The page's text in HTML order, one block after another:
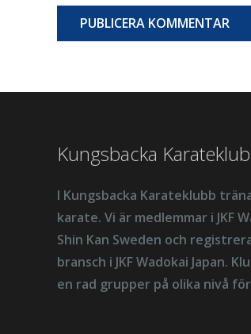
PUBLICERA KOMMENTAR
Kungsbacka
I Kungsbacka Karateklubb
karate. Vi är medlemmar i JKF
Shin Kan Sweden och
bransch i JKF Wadokai Japan.
en rad grupper på olika nivå